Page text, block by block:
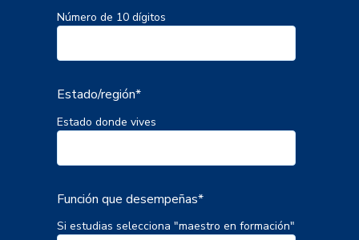
Número de 10 dígitos
Estado/región*
Estado donde vives
Función que desempeñas*
Si estudias selecciona "maestro en formación"